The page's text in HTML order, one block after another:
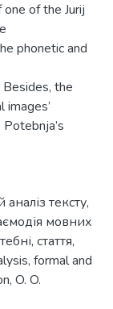
of the Jurij
phonetic and
the
аналіз тексту,
мовних
, стаття,
, formal and
, O. O.